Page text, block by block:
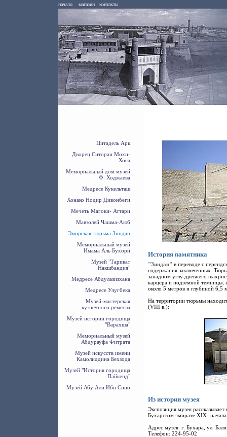
начало магазин контакты
Цитадель Арк
Дворец Ситораи Мохи-
Хоса
Мемориальный дом музей
Ф. Ходжаева
Медресе Кукельташ
Хонако Нодир Дивонбеги
Мечеть Магоки- Аттари
Мавзолей Чашма-Аюб
Эмирская тюрьма Зиндан
Мемориальный музей
Имама Аль Бухори
Музей "Тарикат
Накшбандия"
Медресе Абдулазизхана
Медресе Улугбека
Музей-мастерская
кузнечного ремесла
Музей истории городища
"Варахша"
Мемориальный музей
Абдурауфа Фитрата
Музей искусств имени
Камолиддина Бехзода
Музей "История городища
Пайкенд"
Музей Абу Али Ибн Сино
История памятника
"Зиндан" в переводе с
содержания заключенных.
западном углу древнего
карцера и подземной
около 5 метров и глубиной 6,5
На территории тюрьмы
(VIII в.):
Из истории музея
Экспозиция музея
Бухарском эмирате XIX-
Адрес музея: г. Бухара, ул.
Телефон: 224-95-02